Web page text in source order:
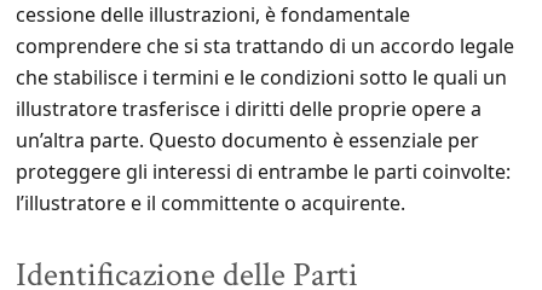
cessione delle illustrazioni, è fondamentale
comprendere che si sta trattando di un accordo legale
che stabilisce i termini e le condizioni sotto le quali un
illustratore trasferisce i diritti delle proprie opere a
un’altra parte. Questo documento è essenziale per
proteggere gli interessi di entrambe le parti coinvolte:
l’illustratore e il committente o acquirente.
Identificazione delle Parti